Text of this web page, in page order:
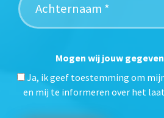
Mogen wij jouw
Ja, ik geef toestemming om
en mij te informeren over het